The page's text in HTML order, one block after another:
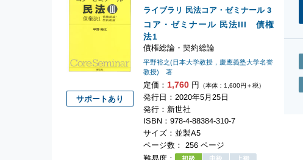
コア・ゼミナール 民法III 債権
法1
債権総論・契約総論
ライブラリ 民法コア・ゼミナール3
平野裕之(日本大学教授，慶應義塾大学名誉
教授) 著
定価： 1,760円 （本体：1,600円＋税）
発行日：2020年5月25日
発行：新世社
ISBN：978-4-88384-310-7
サイズ：並製A5
ページ数： 256 ページ
サポートあり